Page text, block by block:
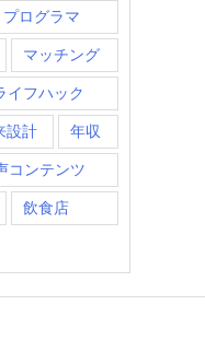
プログラマ
マッチング
イフハック
設計 年収
コンテンツ
飲食店